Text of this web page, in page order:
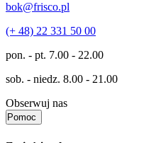
bok@frisco.pl
(+ 48) 22 331 50 00
pon. - pt. 7.00 - 22.00
sob. - niedz. 8.00 - 21.00
Obserwuj nas
Pomoc